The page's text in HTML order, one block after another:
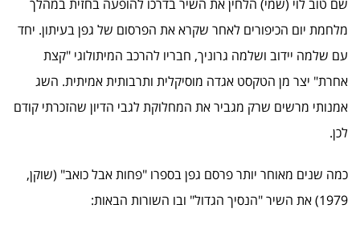
שם טוב לוי (שמי) הלחין את השיר בדרכו להופעה בחזית במהלך
מלחמת יום הכיפורים לאחר שקרא את הפרסום של גפן בעיתון. יחד
עם שלמה יידוב ושלמה גרוניך, חבריו להרכב המיתולוגי "קצת
אחרת" יצר מן הטקסט אגדה מוסיקלית ותרבותית אמיתית. השג
אמנותי מרשים שרק מגביר את המחלוקת לגבי הדיון שהזכרתי קודם
לכן.
כמה שנים מאוחר יותר פרסם גפן בספרו "פחות אבל כואב" (שוקן,
1979) את השיר "הנסיך הגדול" ובו השורות הבאות: